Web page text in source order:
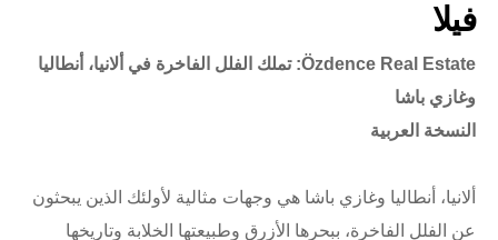
فيلا
Özdence Real Estate: تملك الفلل الفاخرة في ألانيا، أنطاليا
وغازي باشا
النسخة العربية
ألانيا، أنطاليا وغازي باشا هي وجهات مثالية لأولئك الذين يبحثون
عن الفلل الفاخرة، ببحرها الأزرق وطبيعتها الخلابة وتاريخها